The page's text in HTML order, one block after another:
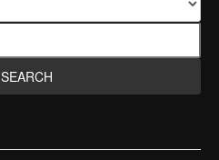
SEARCH